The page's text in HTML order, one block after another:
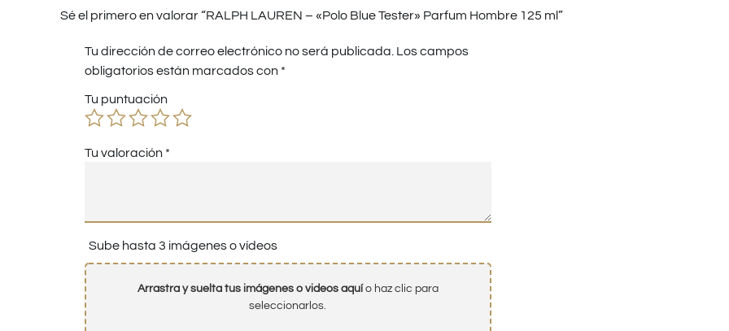
Sé el primero en valorar “RALPH LAUREN – «Polo Blue Tester» Parfum Hombre 125 ml”
Tu dirección de correo electrónico no será publicada. Los campos
obligatorios están marcados con *
Tu puntuación
Tu valoración *
Sube hasta 3 imágenes o vídeos
Arrastra y suelta tus imágenes o videos aquío haz clic para
seleccionarlos.